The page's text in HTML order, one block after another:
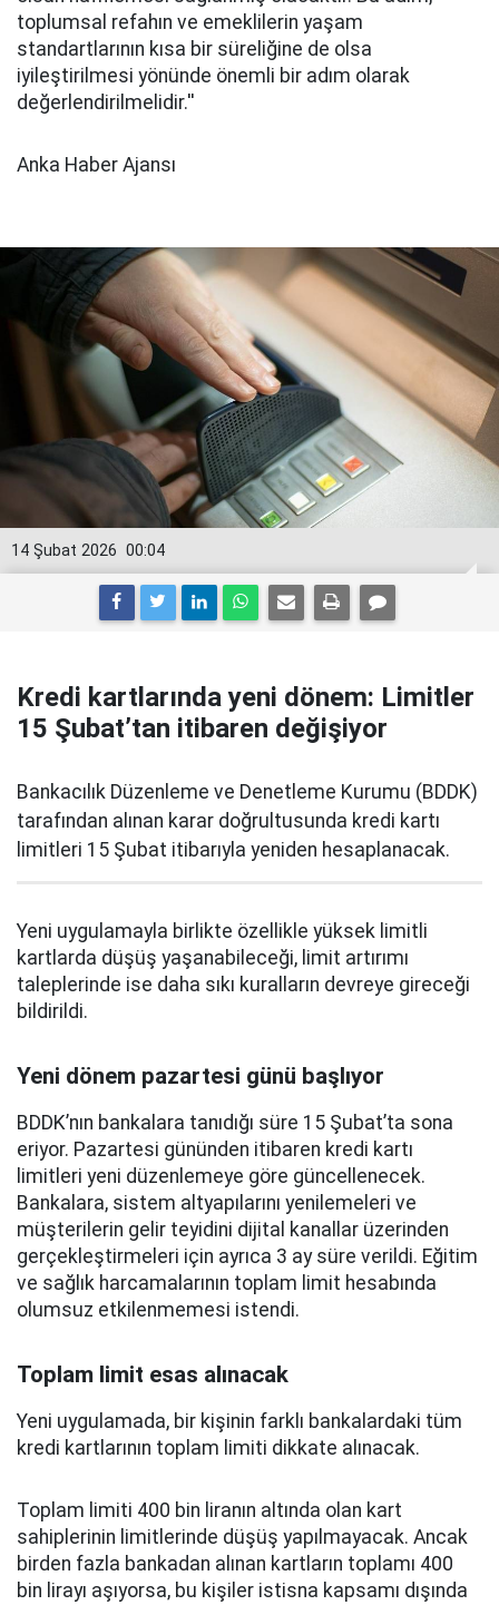
toplumsal refahın ve emeklilerin yaşam
standartlarının kısa bir süreliğine de olsa
iyileştirilmesi yönünde önemli bir adım olarak
değerlendirilmelidir.''
Anka Haber Ajansı
00:04
14 Şubat 2026
Kredi kartlarında yeni dönem: Limitler
15 Şubat’tan itibaren değişiyor
Bankacılık Düzenleme ve Denetleme Kurumu (BDDK)
tarafından alınan karar doğrultusunda kredi kartı
limitleri 15 Şubat itibarıyla yeniden hesaplanacak.
Yeni uygulamayla birlikte özellikle yüksek limitli
kartlarda düşüş yaşanabileceği, limit artırımı
taleplerinde ise daha sıkı kuralların devreye gireceği
bildirildi.
Yeni dönem pazartesi günü başlıyor
BDDK’nın bankalara tanıdığı süre 15 Şubat’ta sona
eriyor. Pazartesi gününden itibaren kredi kartı
limitleri yeni düzenlemeye göre güncellenecek.
Bankalara, sistem altyapılarını yenilemeleri ve
müşterilerin gelir teyidini dijital kanallar üzerinden
gerçekleştirmeleri için ayrıca 3 ay süre verildi. Eğitim
ve sağlık harcamalarının toplam limit hesabında
olumsuz etkilenmemesi istendi.
Toplam limit esas alınacak
Yeni uygulamada, bir kişinin farklı bankalardaki tüm
kredi kartlarının toplam limiti dikkate alınacak.
Toplam limiti 400 bin liranın altında olan kart
sahiplerinin limitlerinde düşüş yapılmayacak. Ancak
birden fazla bankadan alınan kartların toplamı 400
bin lirayı aşıyorsa, bu kişiler istisna kapsamı dışında